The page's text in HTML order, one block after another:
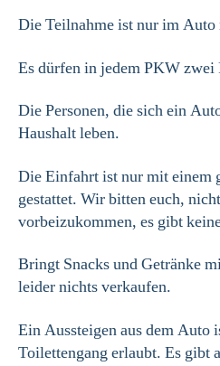
Die Teilnahme ist nur im
Es dürfen in jedem PKW zwei
Die Personen, die sich ein
Haushalt leben.
Die Einfahrt ist nur mit einem
gestattet. Wir bitten euch,
vorbeizukommen, es gibt
Bringt Snacks und Getränke
leider nichts verkaufen.
Ein Aussteigen aus dem Auto
Toilettengang erlaubt. Es gibt